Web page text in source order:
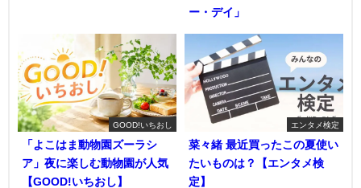
ー・デイ」
GOOD!いちおし
「よこはま動物園ズーラシ
ア」夜に楽しむ動物園が人気
【GOOD!いちおし】
エンタメ検定
菜々緒 最近買ったこの夏使い
たいものは？【エンタメ検
定】